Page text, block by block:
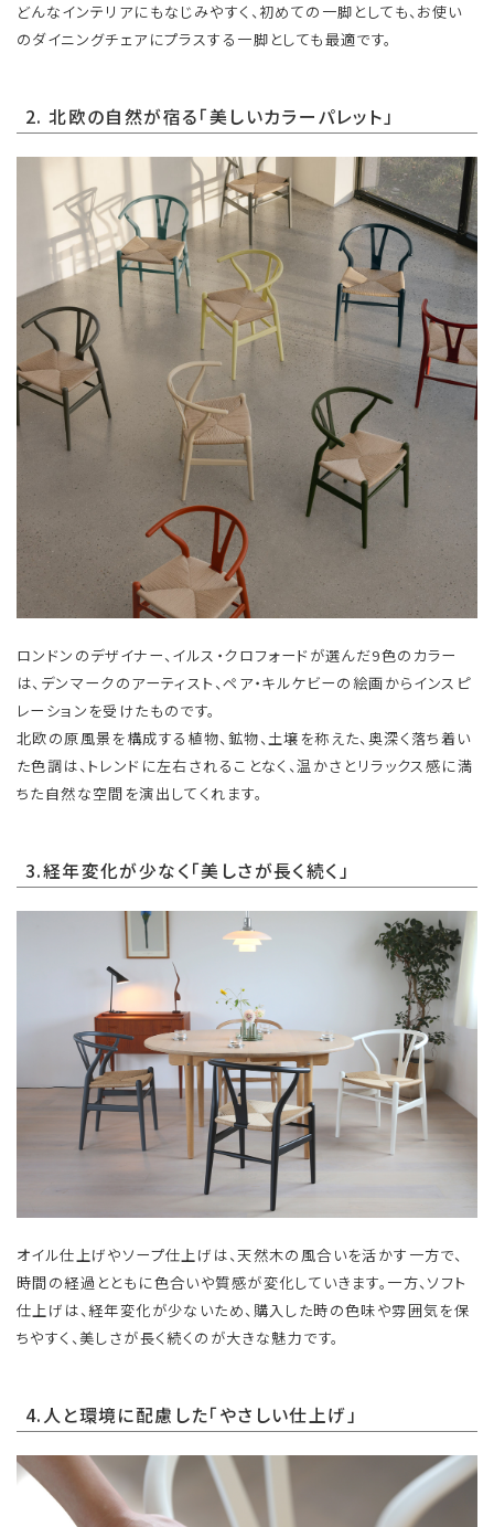
どんなインテリアにもなじみやすく、初めての一脚としても、お使い
のダイニングチェアにプラスする一脚としても最適です。
2. 北欧の自然が宿る「美しいカラーパレット」
ロンドンのデザイナー、イルス・クロフォードが選んだ9色のカラー
は、デンマークのアーティスト、ペア・キルケビーの絵画からインスピ
レーションを受けたものです。
北欧の原風景を構成する植物、鉱物、土壌を称えた、奥深く落ち着い
た色調は、トレンドに左右されることなく、温かさとリラックス感に満
ちた自然な空間を演出してくれます。
3.経年変化が少なく「美しさが長く続く」
オイル仕上げやソープ仕上げは、天然木の風合いを活かす一方で、
時間の経過とともに色合いや質感が変化していきます。一方、ソフト
仕上げは、経年変化が少ないため、購入した時の色味や雰囲気を保
ちやすく、美しさが長く続くのが大きな魅力です。
4.人と環境に配慮した「やさしい仕上げ」